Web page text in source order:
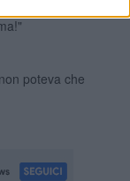
poteva che